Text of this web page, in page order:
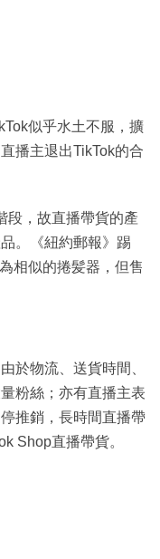
似乎水土不服，擴
播主退出TikTok的合
段，故直播帶貨的產
。《紐約郵報》踢
相似的捲髪器，但售
於物流、送貨時間、
粉絲；亦有直播主表
推銷，長時間直播帶
Shop直播帶貨。